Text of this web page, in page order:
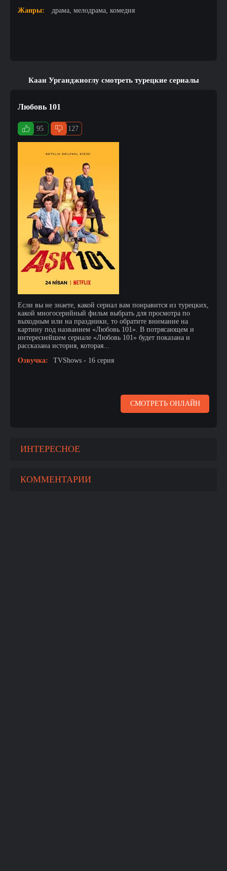
Жанры:
драма, мелодрама, комедия
Каан Урганджиоглу смотреть турецкие сериалы
Любовь 101
95 127
Если вы не знаете, какой сериал вам понравится из турецких,
какой многосерийный фильм выбрать для просмотра по
выходным или на праздники, то обратите внимание на
картину под названием «Любовь 101». В потрясающем и
интереснейшем сериале «Любовь 101» будет показана и
рассказана история, которая...
Озвучка:
TVShows - 16 серия
СМОТРЕТЬ ОНЛАЙН
ИНТЕРЕСНОЕ
КОММЕНТАРИИ